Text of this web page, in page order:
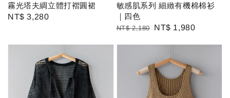
霧光塔夫綢立體打褶圓裙
Regular
NT$ 3,280
敏感肌系列 細緻有機棉棉衫
｜四色
Regular
NT$ 2,180
Sale
NT$ 1,980